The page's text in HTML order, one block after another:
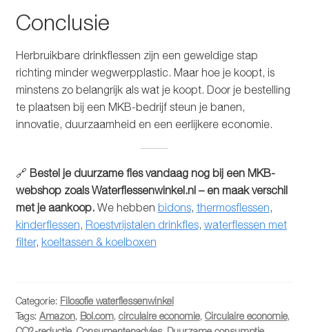
Conclusie
Herbruikbare drinkflessen zijn een geweldige stap
richting minder wegwerpplastic. Maar hoe je koopt, is
minstens zo belangrijk als wat je koopt. Door je bestelling
te plaatsen bij een MKB-bedrijf steun je banen,
innovatie, duurzaamheid en een eerlijkere economie.
🔗 Bestel je duurzame fles vandaag nog bij een MKB-
webshop zoals Waterflessenwinkel.nl – en maak verschil
met je aankoop.We hebben bidons, thermosflessen,
kinderflessen, Roestvrijstalen drinkfles, waterflessen met
filter, koeltassen & koelboxen
Categorie: Filosofie waterflessenwinkel
Tags: Amazon, Bol.com, circulaire economie, Circulaire economie,